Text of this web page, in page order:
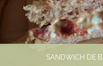
SANDWICH DE